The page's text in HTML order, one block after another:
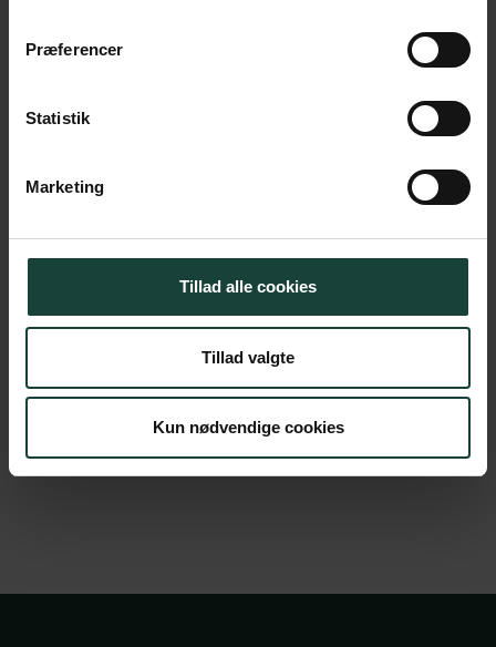
Præferencer
Statistik
Marketing
Tillad alle cookies
Tillad valgte
Kun nødvendige cookies
Køb billet
Dato